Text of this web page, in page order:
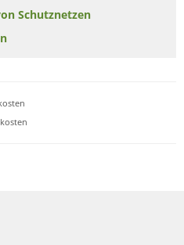
Schutznetzen